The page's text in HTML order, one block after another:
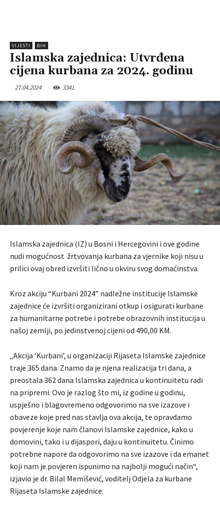
VIJESTI BIH
Islamska zajednica: Utvrđena
cijena kurbana za 2024. godinu
27.04.2024 3341
Islamska zajednica (IZ) u Bosni i Hercegovini i ove godine
nudi mogućnost žrtvovanja kurbana za vjernike koji nisu u
prilici ovaj obred izvršiti lično u okviru svog domaćinstva.
Kroz akciju “Kurbani 2024” nadležne institucije Islamske
zajednice će izvršiti organizirani otkup i osigurati kurbane
za humanitarne potrebe i potrebe obrazovnih institucija u
našoj zemlji, po jedinstvenoj cijeni od 490,00 KM.
„Akcija ‘Kurbani’, u organizaciji Rijaseta Islamske zajednice
traje 365 dana. Znamo da je njena realizacija tri dana, a
preostala 362 dana Islamska zajednica u kontinuitetu radi
na pripremi. Ovo je razlog što mi, iz godine u godinu,
uspješno i blagovremeno odgovorimo na sve izazove i
obaveze koje pred nas stavlja ova akcija, te opravdamo
povjerenje koje nam članovi Islamske zajednice, kako u
domovini, tako i u dijaspori, daju u kontinuitetu. Činimo
potrebne napore da odgovorimo na sve izazove i da emanet
koji nam je povjeren ispunimo na najbolji mogući način“,
izjavio je dr. Bilal Memišević, voditelj Odjela za kurbane
Rijaseta Islamske zajednice.